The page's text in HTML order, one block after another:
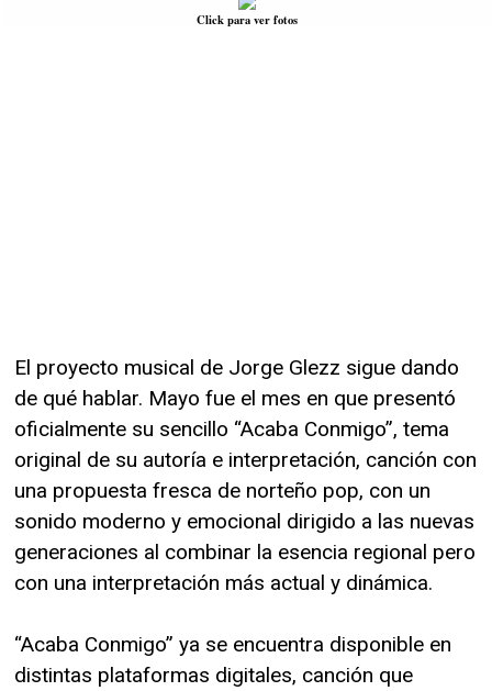
Click para ver fotos
El proyecto musical de Jorge Glezz sigue dando
de qué hablar. Mayo fue el mes en que presentó
oficialmente su sencillo “Acaba Conmigo”, tema
original de su autoría e interpretación, canción con
una propuesta fresca de norteño pop, con un
sonido moderno y emocional dirigido a las nuevas
generaciones al combinar la esencia regional pero
con una interpretación más actual y dinámica.
“Acaba Conmigo” ya se encuentra disponible en
distintas plataformas digitales, canción que